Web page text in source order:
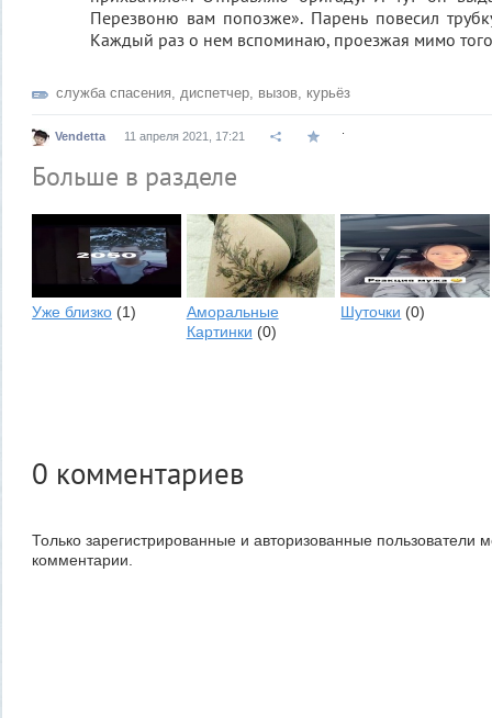
Перезвоню вам попозже». Парень повесил
Каждый раз о нем вспоминаю, проезжая мимо
служба спасения, диспетчер, вызов, курьёз
Vendetta 11 апреля 2021, 17:21
Больше в разделе
Уже близко (1)
Аморальные
Картинки (0)
Шуточки (0)
0 комментариев
Только зарегистрированные и авторизованные пользователи
комментарии.